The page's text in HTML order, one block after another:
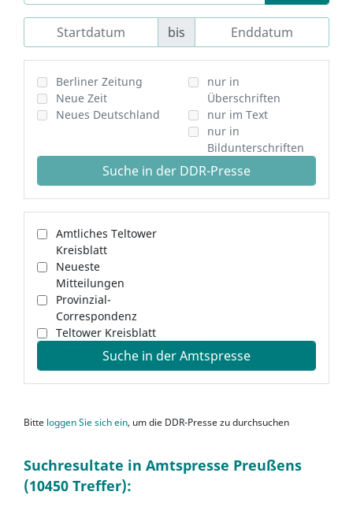
bis
Berliner Zeitung
Neue Zeit
Neues Deutschland
nur in
Überschriften
nur im Text
nur in
Bildunterschriften
Suche in der DDR-Presse
Amtliches Teltower
Kreisblatt
Neueste
Mitteilungen
Provinzial-
Correspondenz
Teltower Kreisblatt
Suche in der Amtspresse
Bitte loggen Sie sich ein, um die DDR-Presse zu durchsuchen
Suchresultate in Amtspresse Preußens
(10450 Treffer):